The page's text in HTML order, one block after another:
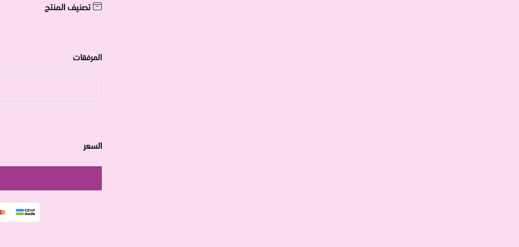
تصنيف المنتج
المرفقات
السعر